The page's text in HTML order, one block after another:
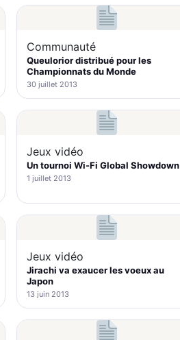
Communauté
Queulorior distribué pour les
Championnats du Monde
30 juillet 2013
Jeux vidéo
Un tournoi Wi-Fi Global Showdown
1 juillet 2013
Jeux vidéo
Jirachi va exaucer les voeux au
Japon
13 juin 2013